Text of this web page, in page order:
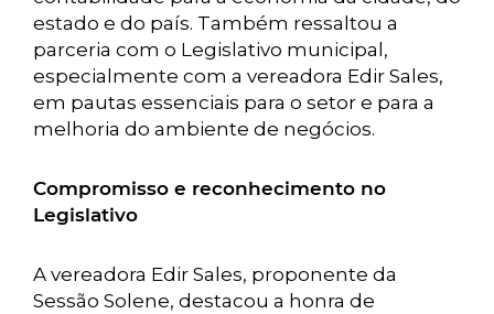
estado e do país. Também ressaltou a
parceria com o Legislativo municipal,
especialmente com a vereadora Edir Sales,
em pautas essenciais para o setor e para a
melhoria do ambiente de negócios.
Compromisso e reconhecimento no
Legislativo
A vereadora Edir Sales, proponente da
Sessão Solene, destacou a honra de